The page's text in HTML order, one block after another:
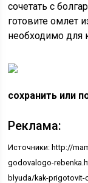
сочетать с
готовите омлет
необходимо для
сохранить или
Реклама:
Источники: http://
godovalogo-
blyuda/kak-prigotovit-